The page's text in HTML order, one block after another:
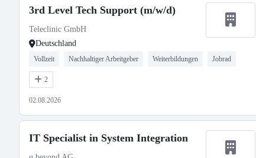
3rd Level Tech Support (m/w/d)
Teleclinic GmbH
Deutschland
Vollzeit Nachhaltiger Arbeitgeber Weiterbildungen Jobrad
2
02.08.2026
IT Specialist in System Integration